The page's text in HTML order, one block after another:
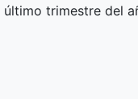
trimestre del